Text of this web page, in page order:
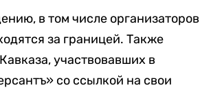
в том числе организаторов
за границей. Также
участвовавших в
со ссылкой на свои